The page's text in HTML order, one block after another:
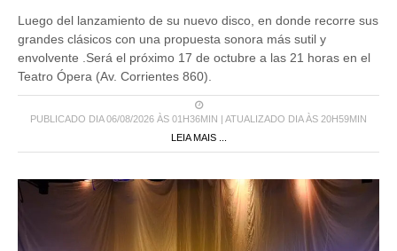
Luego del lanzamiento de su nuevo disco, en donde recorre sus
grandes clásicos con una propuesta sonora más sutil y
envolvente .Será el próximo 17 de octubre a las 21 horas en el
Teatro Ópera (Av. Corrientes 860).
PUBLICADO DIA 06/08/2026 ÀS 01H36MIN | ATUALIZADO DIA ÀS 20H59MIN
LEIA MAIS ...